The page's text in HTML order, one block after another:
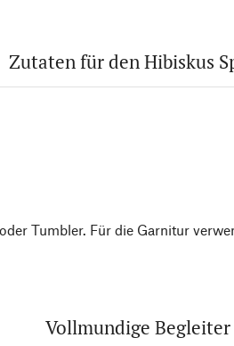
Zutaten für den Hibiskus
Tumbler. Für die Garnitur
Vollmundige Begleiter